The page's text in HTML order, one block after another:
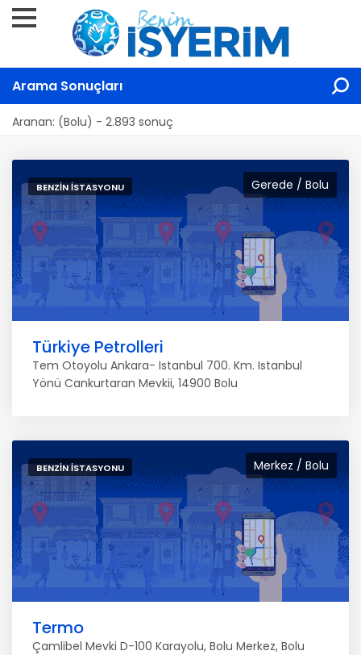
Arama Sonuçları
Aranan: (Bolu) - 2.893 sonuç
Gerede / Bolu
BENZIN İSTASYONU
Türkiye Petrolleri
Tem Otoyolu Ankara- Istanbul 700. Km. Istanbul
Yönü Cankurtaran Mevkii, 14900 Bolu
Merkez / Bolu
BENZIN İSTASYONU
Termo
Çamlibel Mevki D-100 Karayolu, Bolu Merkez, Bolu